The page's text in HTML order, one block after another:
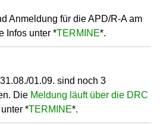
Anmeldung für die APD/R-A am
Infos unter *TERMINE*.
01.09. sind noch 3
Die Meldung läuft über die DRC
*TERMINE*.